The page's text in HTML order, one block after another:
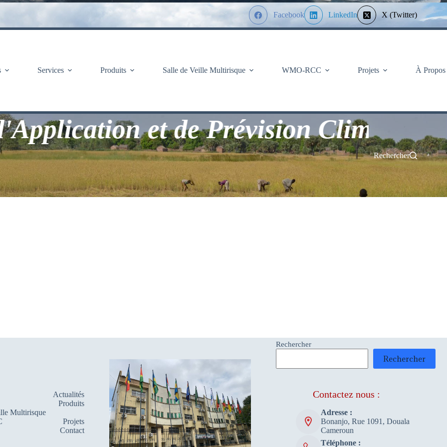
Facebook LinkedIn X (Twitter)
Services Produits Salle de Veille Multirisque WMO-RCC Projets À Propos
et de Prévision
Rechercher
Actualités
Produits
Multirisque
Projets
Contact
Rechercher
Rechercher
Contactez nous :
Adresse :
Bonanjo, Rue 1091, Douala
Cameroun
Téléphone :